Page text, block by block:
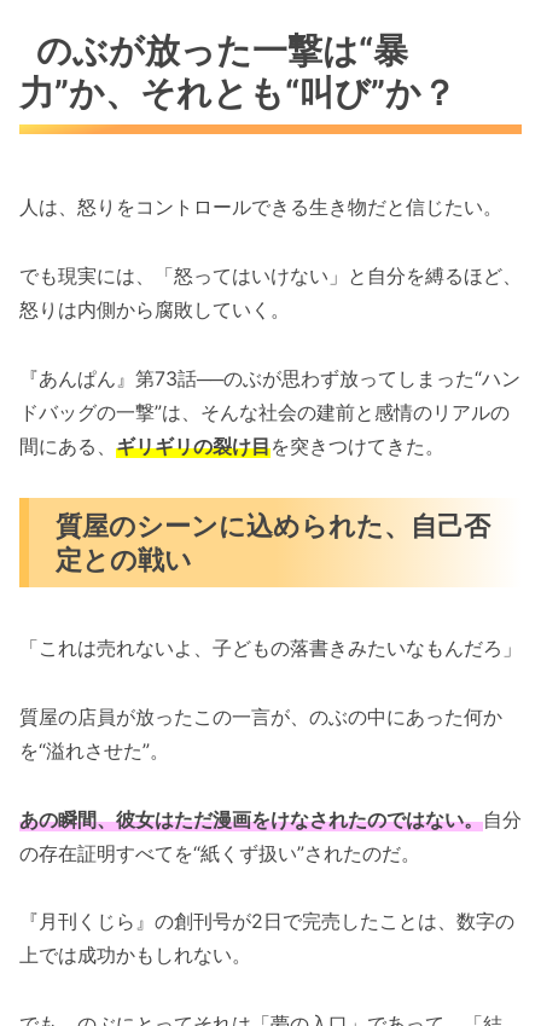
のぶが放った一撃は“暴
力”か、それとも“叫び”か？
人は、怒りをコントロールできる生き物だと信じたい。
でも現実には、「怒ってはいけない」と自分を縛るほど、
怒りは内側から腐敗していく。
『あんぱん』第73話──のぶが思わず放ってしまった“ハン
ドバッグの一撃”は、そんな社会の建前と感情のリアルの
間にある、 ギリギリの裂け目を突きつけてきた。
質屋のシーンに込められた、自己否
定との戦い
「これは売れないよ、子どもの落書きみたいなもんだろ」
質屋の店員が放ったこの一言が、のぶの中にあった何か
を“溢れさせた”。
あの瞬間、彼女はただ漫画をけなされたのではない。自分
の存在証明すべてを“紙くず扱い”されたのだ。
『月刊くじら』の創刊号が2日で完売したことは、数字の
上では成功かもしれない。